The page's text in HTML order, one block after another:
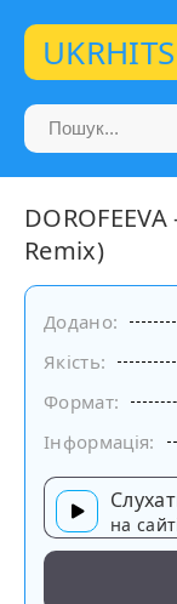
UKRHITS
Remix)
Додано:
Якість:
Формат:
Інформація:
на